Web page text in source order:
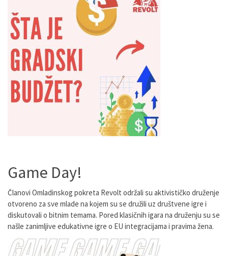
Game Day!
Članovi Omladinskog pokreta Revolt održali su aktivističko druženje
otvoreno za sve mlade na kojem su se družili uz društvene igre i
diskutovali o bitnim temama. Pored klasičnih igara na druženju su se
našle zanimljive edukativne igre o EU integracijama i pravima žena.